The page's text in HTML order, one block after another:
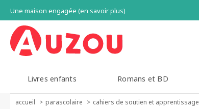
Une maison engagée (en savoir plus)
Livres enfants Romans et BD
accueil parascolaire cahiers de soutien et apprentissage